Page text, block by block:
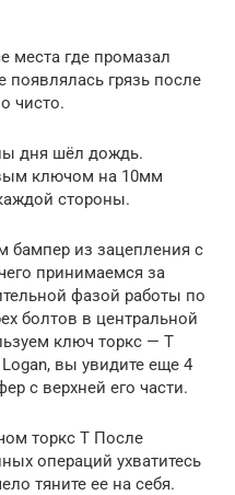
места где промазал
грязь после
чисто.
дня шёл дождь.
ключом на 10мм
стороны.
из зацепления с
принимаемся за
фазой работы по
болтов в центральной
ключ торкс — Т
вы увидите еще 4
с верхней его части.
торкс Т После
операций ухватитесь
тяните ее на себя.